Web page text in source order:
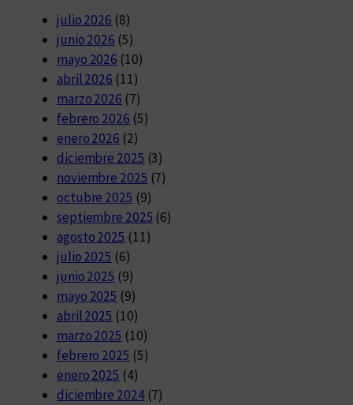
julio 2026 (8)
junio 2026 (5)
mayo 2026 (10)
abril 2026 (11)
marzo 2026 (7)
febrero 2026 (5)
enero 2026 (2)
diciembre 2025 (3)
noviembre 2025 (7)
octubre 2025 (9)
septiembre 2025 (6)
agosto 2025 (11)
julio 2025 (6)
junio 2025 (9)
mayo 2025 (9)
abril 2025 (10)
marzo 2025 (10)
febrero 2025 (5)
enero 2025 (4)
diciembre 2024(7)